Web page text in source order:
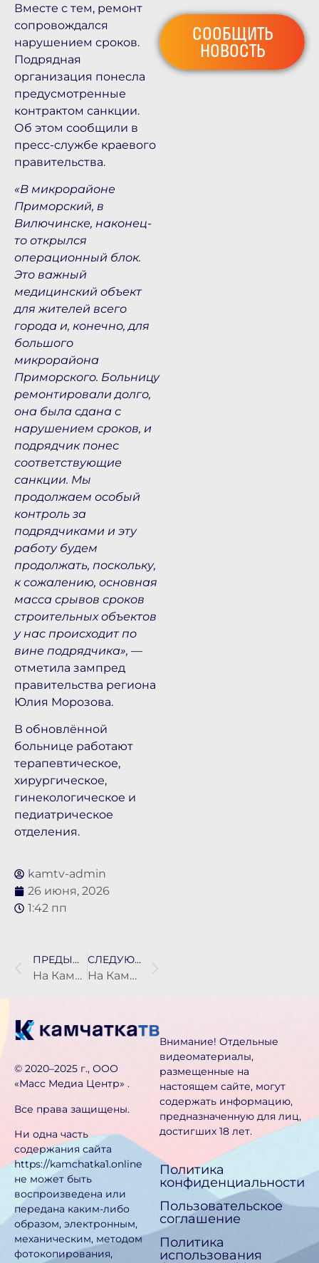
Вместе с тем, ремонт
сопровождался
нарушением сроков.
Подрядная
организация понесла
предусмотренные
контрактом санкции.
Об этом сообщили в
пресс-службе краевого
правительства.
«В микрорайоне
Приморский, в
Вилючинске, наконец-
то открылся
операционный блок.
Это важный
медицинский объект
для жителей всего
города и, конечно, для
большого
микрорайона
Приморского. Больницу
ремонтировали долго,
она была сдана с
нарушением сроков, и
подрядчик понес
соответствующие
санкции. Мы
продолжаем особый
контроль за
подрядчиками и эту
работу будем
продолжать, поскольку,
к сожалению, основная
масса срывов сроков
строительных объектов
у нас происходит по
вине подрядчика», —
отметила зампред
правительства региона
Юлия Морозова.
В обновлённой
больнице работают
терапевтическое,
хирургическое,
гинекологическое и
педиатрическое
отделения.
kamtv-admin
26 июня, 2026
1:42 пп
ПРЕДЫДУЩАЯ НОВОСТЬ
На Камчатке приступили к укладке асфальта от кольца Лукашевского на федеральной трассе
СЛЕДУЮЩАЯ НОВОСТЬ
На Камчатке браконьеров наказали «условкой», крупными штрафами и конфискацией
СООБЩИТЬ
НОВОСТЬ
©️ 2020–2025 г., ООО
«Масс Медиа Центр» .
Все права защищены.
Ни одна часть
содержания сайта
https://kamchatka1.online
не может быть
воспроизведена или
передана каким-либо
образом, электронным,
механическим, методом
фотокопирования,
Внимание! Отдельные
видеоматериалы,
размещенные на
настоящем сайте, могут
содержать информацию,
предназначен­ную для лиц,
достигших 18 лет.
Политика
конфиденциальности
Пользовательское
соглашение
Политика
использования